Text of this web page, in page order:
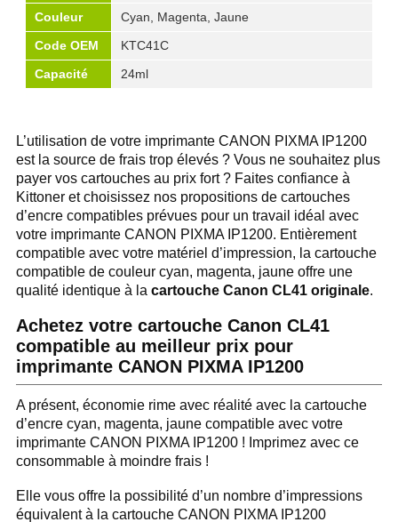
Couleur
Cyan, Magenta, Jaune
Code OEM
KTC41C
Capacité
24ml
L’utilisation de votre imprimante CANON PIXMA IP1200
est la source de frais trop élevés ? Vous ne souhaitez plus
payer vos cartouches au prix fort ? Faites confiance à
Kittoner et choisissez nos propositions de cartouches
d’encre compatibles prévues pour un travail idéal avec
votre imprimante CANON PIXMA IP1200. Entièrement
compatible avec votre matériel d’impression, la cartouche
compatible de couleur cyan, magenta, jaune offre une
qualité identique à la cartouche Canon CL41 originale.
Achetez votre cartouche Canon CL41
compatible au meilleur prix pour
imprimante CANON PIXMA IP1200
A présent, économie rime avec réalité avec la cartouche
d’encre cyan, magenta, jaune compatible avec votre
imprimante CANON PIXMA IP1200 ! Imprimez avec ce
consommable à moindre frais !
Elle vous offre la possibilité d’un nombre d’impressions
équivalent à la cartouche CANON PIXMA IP1200